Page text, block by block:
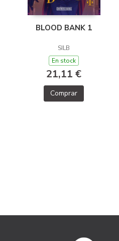
BLOOD BANK 1
SILB
En stock
21,11 €
Comprar